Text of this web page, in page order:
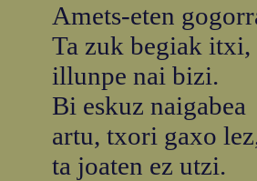
Amets-eten
Ta zuk begiak itxi,
illunpe nai bizi.
Bi eskuz naigabea
artu, txori gaxo
ta joaten ez utzi.